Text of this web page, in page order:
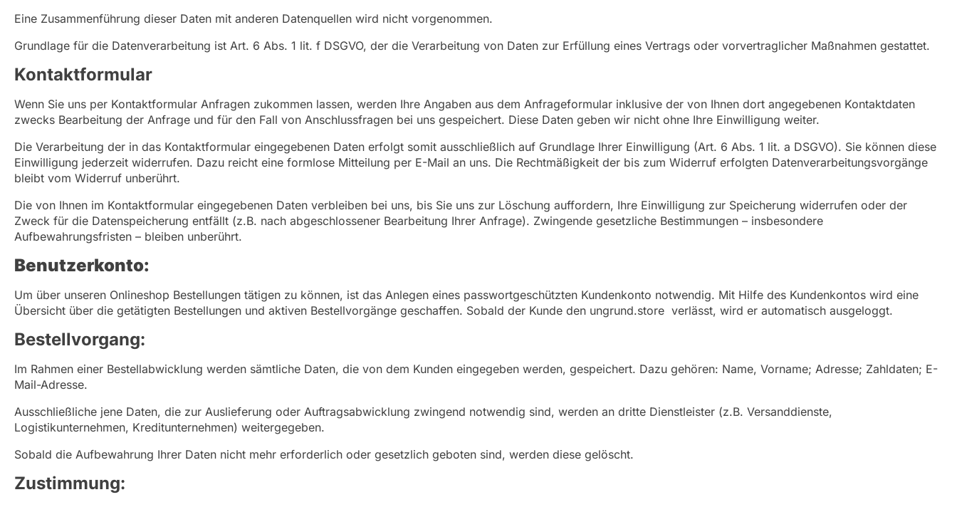
Eine Zusammenführung dieser Daten mit anderen Datenquellen wird nicht vorgenommen.
Grundlage für die Datenverarbeitung ist Art. 6 Abs. 1 lit. f DSGVO, der die Verarbeitung von Daten zur Erfüllung eines Vertrags oder vorvertraglicher Maßnahmen gestattet.
Kontaktformular
Wenn Sie uns per Kontaktformular Anfragen zukommen lassen, werden Ihre Angaben aus dem Anfrageformular inklusive der von Ihnen dort angegebenen Kontaktdaten
zwecks Bearbeitung der Anfrage und für den Fall von Anschlussfragen bei uns gespeichert. Diese Daten geben wir nicht ohne Ihre Einwilligung weiter.
Die Verarbeitung der in das Kontaktformular eingegebenen Daten erfolgt somit ausschließlich auf Grundlage Ihrer Einwilligung (Art. 6 Abs. 1 lit. a DSGVO). Sie können diese
Einwilligung jederzeit widerrufen. Dazu reicht eine formlose Mitteilung per E-Mail an uns. Die Rechtmäßigkeit der bis zum Widerruf erfolgten Datenverarbeitungsvorgänge
bleibt vom Widerruf unberührt.
Die von Ihnen im Kontaktformular eingegebenen Daten verbleiben bei uns, bis Sie uns zur Löschung auffordern, Ihre Einwilligung zur Speicherung widerrufen oder der
Zweck für die Datenspeicherung entfällt (z.B. nach abgeschlossener Bearbeitung Ihrer Anfrage). Zwingende gesetzliche Bestimmungen – insbesondere
Aufbewahrungsfristen – bleiben unberührt.
Benutzerkonto:
Um über unseren Onlineshop Bestellungen tätigen zu können, ist das Anlegen eines passwortgeschützten Kundenkonto notwendig. Mit Hilfe des Kundenkontos wird eine
Übersicht über die getätigten Bestellungen und aktiven Bestellvorgänge geschaffen. Sobald der Kunde den ungrund.store verlässt, wird er automatisch ausgeloggt.
Bestellvorgang:
Im Rahmen einer Bestellabwicklung werden sämtliche Daten, die von dem Kunden eingegeben werden, gespeichert. Dazu gehören: Name, Vorname; Adresse; Zahldaten; E-
Mail-Adresse.
Ausschließliche jene Daten, die zur Auslieferung oder Auftragsabwicklung zwingend notwendig sind, werden an dritte Dienstleister (z.B. Versanddienste,
Logistikunternehmen, Kreditunternehmen) weitergegeben.
Sobald die Aufbewahrung Ihrer Daten nicht mehr erforderlich oder gesetzlich geboten sind, werden diese gelöscht.
Zustimmung: